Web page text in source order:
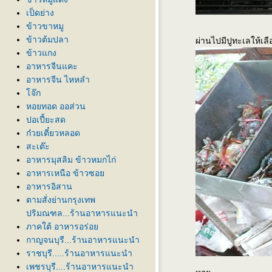
เป็ดย่าง
ข้าวขาหมู
ข้าวต้มปลา
ข้าวแกง
อาหารจีนแคะ
อาหารจีน ไหหลำ
จ๊ก
หอยทอด ออส่วน
ปอเปี้ยะสด
ก๋วยเตี๋ยวหลอด
สะเต๊ะ
อาหารมุสลิม ข้าวหมกไก่
อาหารเหนือ ข้าวซอ
อาหารอิสาน
ตามสั่งย่านกรุงเทพ
ปริมณฑล...ร้านอาหารแนะนำ
ภาคใต้ อาหารอร่อ
กาญจนบุรี...ร้านอาหารแนะนำ
ราชบุรี.....ร้านอาหารแนะนำ
เพชรบุรี....ร้านอาหารแนะนำ
ผ่านไปมีปูทะเลให้เลื